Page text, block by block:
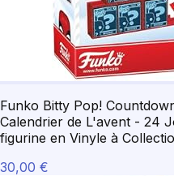
Funko Bitty Pop!
Calendrier de L'avent - 24
figurine en Vinyle à
30,00 €